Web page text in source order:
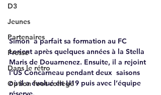
D3
Jeunes
Partenaires
Presse
Dans le rétro
Option foot collège
Simon  a parfait sa formation au FC
Lorient après quelques années à la Stella
Maris de Douarnenez. Ensuite, il a rejoint
l’US Concarneau pendant deux  saisons
où il a évolué en U19 puis avec l’équipe